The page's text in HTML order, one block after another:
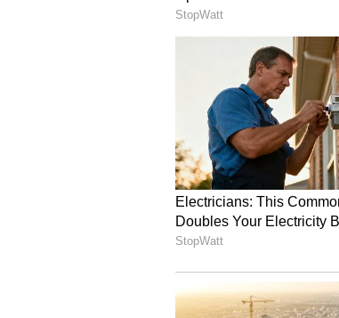
இருப்பினும் இங்கே
பயணம் செய்யும்
செய்த போது மட்டுமே
மேற்பட்ட மூத்த
முன்பதிவு செய்வது
பெர்த் இருந்தால் TC-
இதையும் படிங்க:
செய்வது எப்படி?
மூத்த குடிமக்கள்